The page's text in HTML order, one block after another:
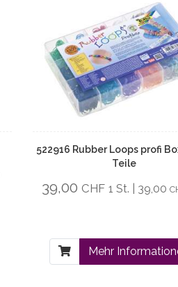
522916 Rubber Loops profi
Teile
39,00 CHF 1 St. | 39,00
Mehr